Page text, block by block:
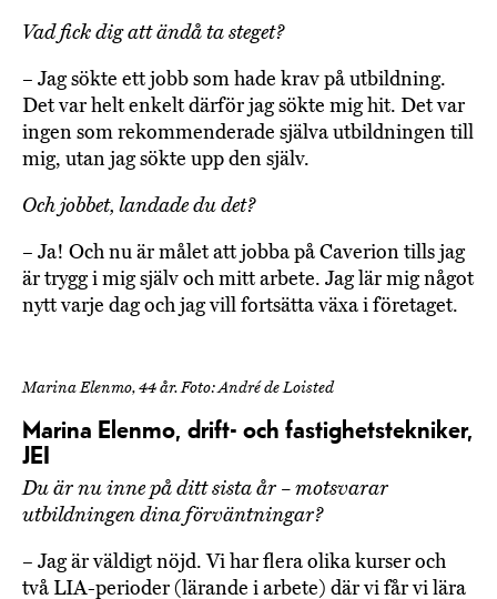
Vad fick dig att ändå ta steget?
– Jag sökte ett jobb som hade krav på utbildning.
Det var helt enkelt därför jag sökte mig hit. Det var
ingen som rekommenderade själva utbildningen till
mig, utan jag sökte upp den själv.
Och jobbet, landade du det?
– Ja! Och nu är målet att jobba på Caverion tills jag
är trygg i mig själv och mitt arbete. Jag lär mig något
nytt varje dag och jag vill fortsätta växa i företaget.
Marina Elenmo, 44 år. Foto: André de Loisted
Marina Elenmo, drift- och fastighetstekniker,
JEI
Du är nu inne på ditt sista år – motsvarar
utbildningen dina förväntningar?
– Jag är väldigt nöjd. Vi har flera olika kurser och
två LIA-perioder (lärande i arbete) där vi får vi lära